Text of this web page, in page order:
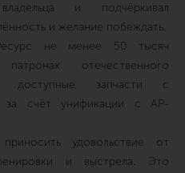
и подчёркивал
и желание побеждать,
не менее 50 тысяч
отечественного
доступные запчасти с
за счёт унификации с АР-
удовольствие от
и выстрела. Это